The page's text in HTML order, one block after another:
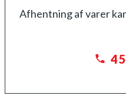
Afhentning af varer